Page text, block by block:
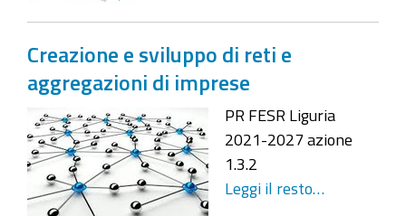
Creazione e sviluppo di reti e
aggregazioni di imprese
PR FESR Liguria
2021-2027 azione
1.3.2
Leggi il resto…